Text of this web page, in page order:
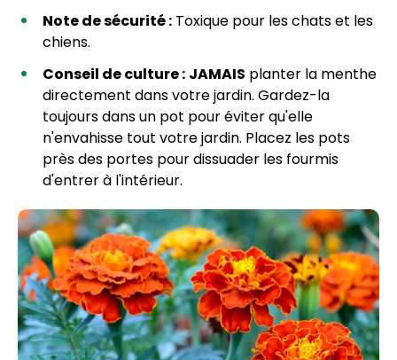
Note de sécurité : Toxique pour les chats et les
chiens.
Conseil de culture : JAMAIS planter la menthe
directement dans votre jardin. Gardez-la
toujours dans un pot pour éviter qu'elle
n'envahisse tout votre jardin. Placez les pots
près des portes pour dissuader les fourmis
d'entrer à l'intérieur.